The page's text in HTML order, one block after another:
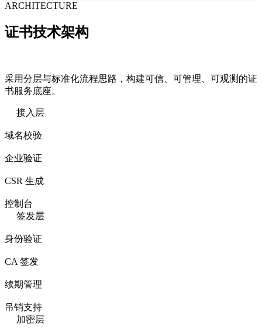
ARCHITECTURE
证书技术架构
采用分层与标准化流程思路，构建可信、可管理、可观测的证
书服务底座。
接入层
域名校验
企业验证
CSR 生成
控制台
签发层
身份验证
CA 签发
续期管理
吊销支持
加密层